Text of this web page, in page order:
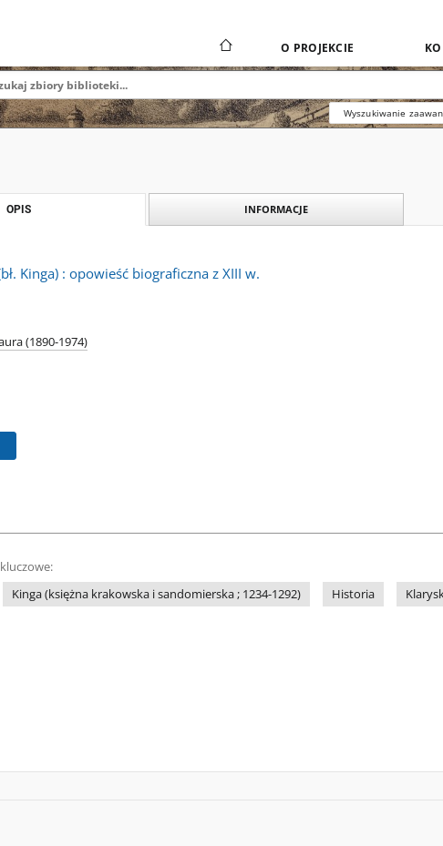
O PROJEKCIE
Wyszukiwanie
OPIS INFORMACJE
Kinga) : opowieść biograficzna z XIII w.
(1890-1974)
Kinga (księżna krakowska i sandomierska ; 1234-1292) Historia